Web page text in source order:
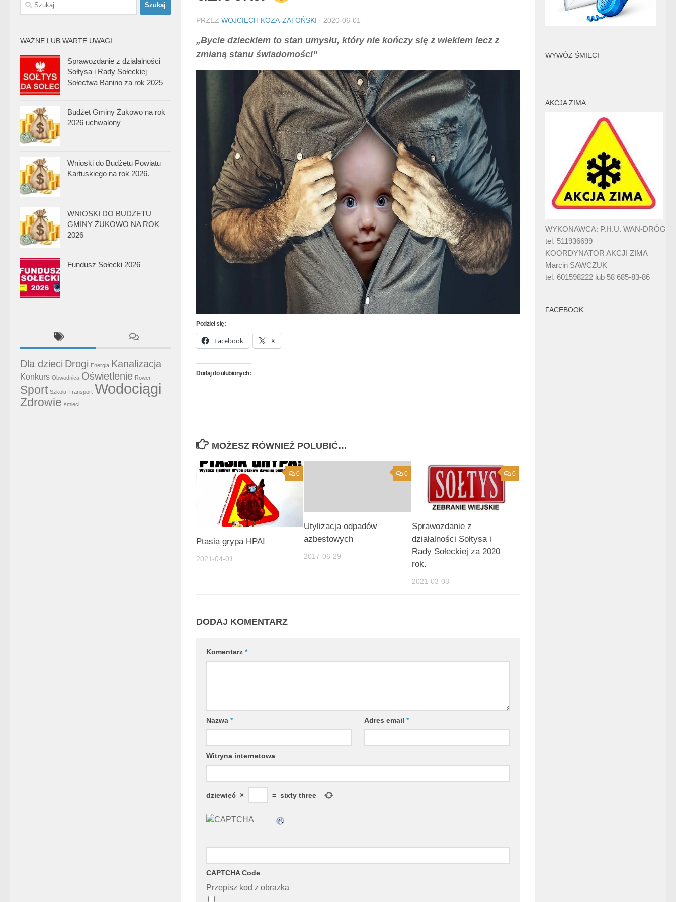
PRZEZ WOJCIECH KOZA-ZATOŃSKI · 2020-06-01
„Bycie dzieckiem to stan umysłu, który nie kończy się z wiekiem lecz z
zmianą stanu świadomości”
Podziel się:
Facebook X
Dodaj do ulubionych:
MOŻESZ RÓWNIEŻ POLUBIĆ…
0
Ptasia grypa HPAI
2021-04-01
0
Utylizacja odpadów
azbestowych
2017-06-29
0
Sprawozdanie z
działalności Sołtysa i
Rady Sołeckiej za 2020
rok.
2021-03-03
DODAJ KOMENTARZ
Komentarz *
Nazwa * Adres email*
Witryna internetowa
dziewięć × = sixty three
CAPTCHA Code
Przepisz kod z obrazka
WAŻNE LUB WARTE UWAGI
Sprawozdanie z działalności
Sołtysa i Rady Sołeckiej
Sołectwa Banino za rok 2025
Budżet Gminy Żukowo na rok
2026 uchwalony
Wnioski do Budżetu Powiatu
Kartuskiego na rok 2026.
WNIOSKI DO BUDŻETU
GMINY ŻUKOWO NA ROK
2026
Fundusz Sołecki 2026
Dla dzieci Drogi Energia Kanalizacja
Konkurs Obwodnica Oświetlenie Rower
Sport Szkoła Transport Wodociągi
Zdrowie śmieci
WYWÓZ ŚMIECI
AKCJA ZIMA
WYKONAWCA: P.H.U. WAN-DRÓG
tel. 511936699
KOORDYNATOR AKCJI ZIMA
Marcin SAWCZUK
tel. 601598222 lub 58 685-83-86
FACEBOOK